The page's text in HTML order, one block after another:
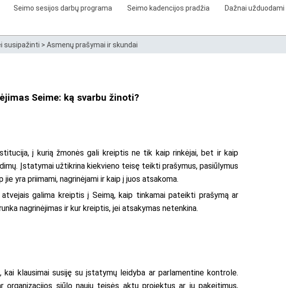
Seimo sesijos darbų programa Seimo kadencijos pradžia
Dažnai užduodami
susipažinti > Asmenų prašymai ir skundai
Seime: ką svarbu žinoti?
į kurią žmonės gali kreiptis ne tik kaip rinkėjai, bet ir kaip
Įstatymai užtikrina kiekvieno teisę teikti prašymus, pasiūlymus
yra priimami, nagrinėjami ir kaip į juos atsakoma.
atvejais galima kreiptis į Seimą, kaip tinkamai pateikti prašymą ar
nagrinėjimas ir kur kreiptis, jei atsakymas netenkina.
kai klausimai susiję su įstatymų leidyba ar parlamentine kontrole.
organizacijos siūlo naujų teisės aktų projektus ar jų pakeitimus,